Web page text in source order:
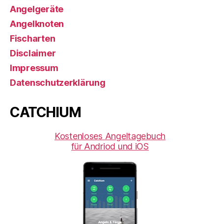
Angelgeräte
Angelknoten
Fischarten
Disclaimer
Impressum
Datenschutzerklärung
CATCHIUM
Kostenloses Angeltagebuch
für Andriod und iOS